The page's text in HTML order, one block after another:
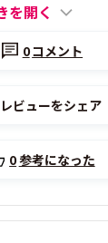
を開く
0コメント
レビューをシェア
0参考になった